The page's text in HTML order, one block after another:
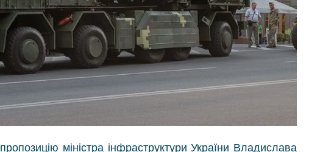
пропозицію міністра інфраструктури України Владислава